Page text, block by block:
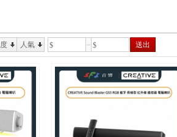
人氣 $ $ 送出